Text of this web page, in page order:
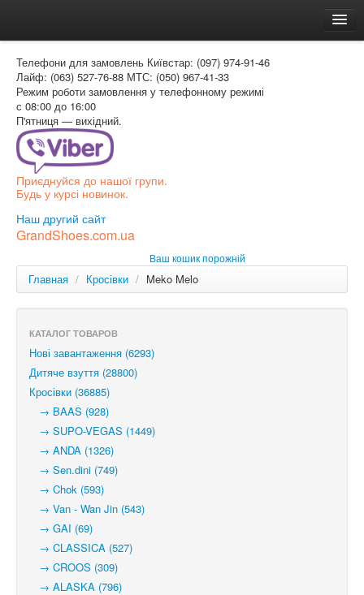
Доставка и оплата
Как заказать
Контакти
Таблиця розмірів
Вхід для покупця
РОС
Телефони для замовлень Київстар: (097) 974-91-46
Лайф: (063) 527-76-88 МТС: (050) 967-41-33
Режим роботи замовлення у телефонному режимі
с 08:00 до 16:00
П'ятниця — вихідний.
Приєднуйся до нашої групи.
Будь у курсі новинок.
Наш другий сайт
GrandShoes.com.ua
Ваш кошик порожній
Главная / Кросівки / Meko Melo
КАТАЛОГ ТОВАРОВ
Нові завантаження (6293)
Дитяче взуття (28800)
Кросівки (36885)
→ BAAS (928)
→ SUPO-VEGAS (1449)
→ ANDA (1326)
→ Sen.dini (749)
→ Chok (593)
→ Van - Wan Jin (543)
→ GAI (69)
→ CLASSICA (527)
→ CROOS (309)
→ ALASKA (796)